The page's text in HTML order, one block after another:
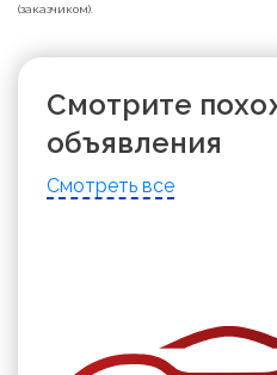
(заказчиком).
Смотрите
объявления
Смотреть все